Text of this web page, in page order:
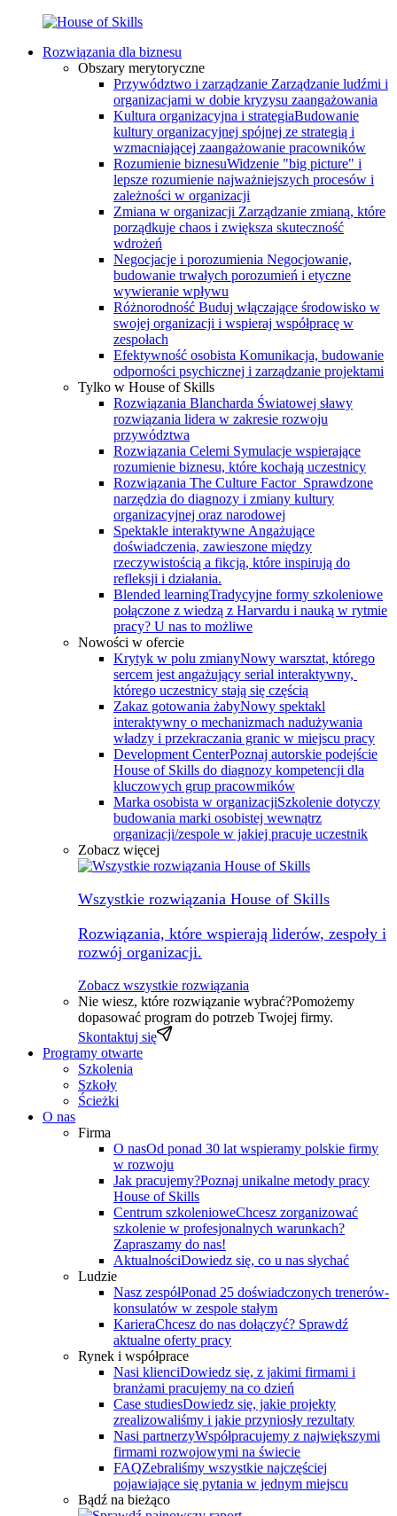
Rozwiązania dla biznesu
Obszary merytoryczne
Przywództwo i zarządzanie Zarządzanie ludźmi i
organizacjami w dobie kryzysu zaangażowania
Kultura organizacyjna i strategiaBudowanie
kultury organizacyjnej spójnej ze strategią i
wzmacniającej zaangażowanie pracowników
Rozumienie biznesuWidzenie "big picture" i
lepsze rozumienie najważniejszych procesów i
zależności w organizacji
Zmiana w organizacji Zarządzanie zmianą, które
porządkuje chaos i zwiększa skuteczność
wdrożeń
Negocjacje i porozumienia Negocjowanie,
budowanie trwałych porozumień i etyczne
wywieranie wpływu
Różnorodność Buduj włączające środowisko w
swojej organizacji i wspieraj współpracę w
zespołach
Efektywność osobista Komunikacja, budowanie
odporności psychicznej i zarządzanie projektami
Tylko w House of Skills
Rozwiązania Blancharda Światowej sławy
rozwiązania lidera w zakresie rozwoju
przywództwa
Rozwiązania Celemi Symulacje wspierające
rozumienie biznesu, które kochają uczestnicy
Rozwiązania The Culture Factor Sprawdzone
narzędzia do diagnozy i zmiany kultury
organizacyjnej oraz narodowej
Spektakle interaktywne Angażujące
doświadczenia, zawieszone między
rzeczywistością a fikcją, które inspirują do
refleksji i działania.
Blended learningTradycyjne formy szkoleniowe
połączone z wiedzą z Harvardu i nauką w rytmie
pracy? U nas to możliwe
Nowości w ofercie
Krytyk w polu zmianyNowy warsztat, którego
sercem jest angażujący serial interaktywny, ​
którego uczestnicy stają się częścią
Zakaz gotowania żabyNowy spektakl
interaktywny o mechanizmach nadużywania
władzy i przekraczania granic w miejscu pracy
Development CenterPoznaj autorskie podejście
House of Skills do diagnozy kompetencji dla
kluczowych grup pracowmików
Marka osobista w organizacjiSzkolenie dotyczy
budowania marki osobistej wewnątrz
organizacji/zespole w jakiej pracuje uczestnik
Zobacz więcej
Wszystkie rozwiązania House of Skills
Rozwiązania, które wspierają liderów, zespoły i
rozwój organizacji.
Zobacz wszystkie rozwiązania
Nie wiesz, które rozwiązanie wybrać?Pomożemy
dopasować program do potrzeb Twojej firmy.
Skontaktuj się
Programy otwarte
Szkolenia
Szkoły
Ścieżki
O nas
Firma
O nasOd ponad 30 lat wspieramy polskie firmy
w rozwoju
Jak pracujemy?Poznaj unikalne metody pracy
House of Skills
Centrum szkolenioweChcesz zorganizować
szkolenie w profesjonalnych warunkach?
Zapraszamy do nas!
AktualnościDowiedz się, co u nas słychać
Ludzie
Nasz zespółPonad 25 doświadczonych trenerów-
konsulatów w zespole stałym
KarieraChcesz do nas dołączyć? Sprawdź
aktualne oferty pracy
Rynek i współprace
Nasi klienciDowiedz się, z jakimi firmami i
branżami pracujemy na co dzień
Case studiesDowiedz się, jakie projekty
zrealizowaliśmy i jakie przyniosły rezultaty
Nasi partnerzyWspółpracujemy z największymi
firmami rozwojowymi na świecie
FAQZebraliśmy wszystkie najczęściej
pojawiające się pytania w jednym miejscu
Bądź na bieżąco